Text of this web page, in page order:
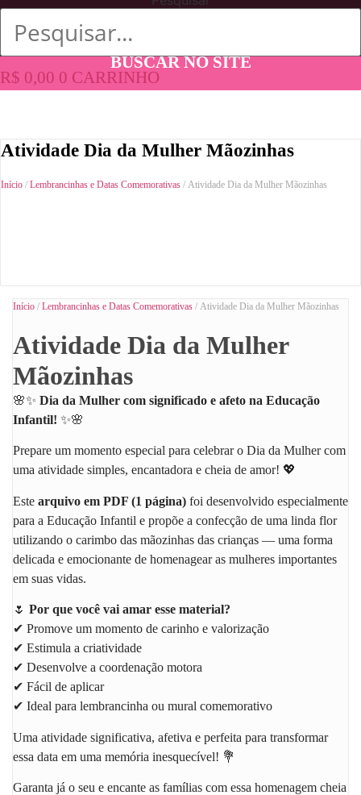
BUSCAR NO SITE
R$ 0,00 0 CARRINHO
Atividade Dia da Mulher Mãozinhas
Início / Lembrancinhas e Datas Comemorativas / Atividade Dia da Mulher Mãozinhas
Início / Lembrancinhas e Datas Comemorativas / Atividade Dia da Mulher Mãozinhas
Atividade Dia da Mulher
Mãozinhas
🌸✨ Dia da Mulher com significado e afeto na Educação
Infantil! ✨🌸
Prepare um momento especial para celebrar o Dia da Mulher com
uma atividade simples, encantadora e cheia de amor! 💖
Este arquivo em PDF (1 página) foi desenvolvido especialmente
para a Educação Infantil e propõe a confecção de uma linda flor
utilizando o carimbo das mãozinhas das crianças — uma forma
delicada e emocionante de homenagear as mulheres importantes
em suas vidas.
🌷 Por que você vai amar esse material?
✔ Promove um momento de carinho e valorização
✔ Estimula a criatividade
✔ Desenvolve a coordenação motora
✔ Fácil de aplicar
✔ Ideal para lembrancinha ou mural comemorativo
Uma atividade significativa, afetiva e perfeita para transformar
essa data em uma memória inesquecível! 💐
Garanta já o seu e encante as famílias com essa homenagem cheia